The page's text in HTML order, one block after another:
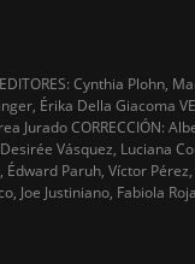
Cynthia Plohn,
Érika Della Giacoma
Jurado CORRECCIÓN:
Vásquez, Luciana
Paruh, Víctor
Joe Justiniano, Fabiola